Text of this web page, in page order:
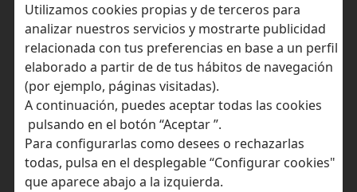
Utilizamos cookies propias y de terceros para
analizar nuestros servicios y mostrarte publicidad
relacionada con tus preferencias en base a un perfil
elaborado a partir de de tus hábitos de navegación
(por ejemplo, páginas visitadas).
A continuación, puedes aceptar todas las cookies
pulsando en el botón “Aceptar ”.
Para configurarlas como desees o rechazarlas
todas, pulsa en el desplegable “Configurar cookies"
que aparece abajo a la izquierda.
Ir a Self Bank »
El Blog de Self
Bank